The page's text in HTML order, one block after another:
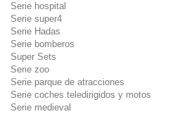
Serie hospital
Serie super4
Serie Hadas
Serie bomberos
Super Sets
Serie zoo
Serie parque de atracciones
Serie coches teledirigidos y motos
Serie medieval